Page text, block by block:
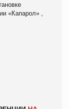
«Капарол» ,